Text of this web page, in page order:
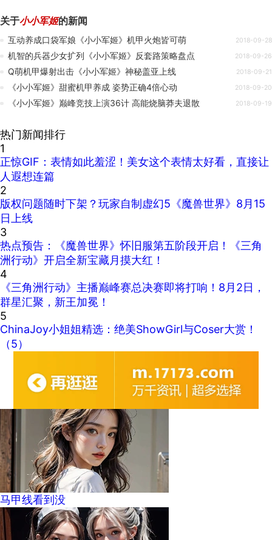
关于小小军姬的新闻
互动养成口袋军娘《小小军姬》机甲火炮皆可萌 2018-09-28
机智的兵器少女扩列《小小军姬》反套路策略盘点 2018-09-26
Q萌机甲爆射出击《小小军姬》神秘盖亚上线 2018-09-21
《小小军姬》甜蜜机甲养成 姿势正确4倍心动 2018-09-20
《小小军姬》巅峰竞技上演36计 高能烧脑莽夫退散 2018-09-19
热门新闻排行
1
正惊GIF：表情如此羞涩！美女这个表情太好看，直接让
人遐想连篇
2
版权问题随时下架？玩家自制虚幻5《魔兽世界》8月15
日上线
3
热点预告：《魔兽世界》怀旧服第五阶段开启！《三角
洲行动》开启全新宝藏月摸大红！
4
《三角洲行动》主播巅峰赛总决赛即将打响！8月2日，
群星汇聚，新王加冕！
5
ChinaJoy小姐姐精选：绝美ShowGirl与Coser大赏！
（5）
马甲线看到没